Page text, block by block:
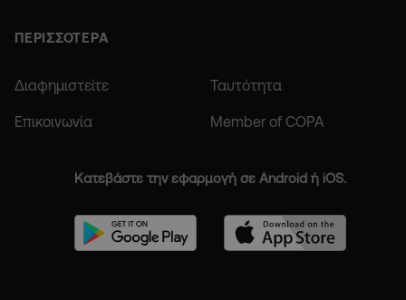
ΠΕΡΙΣΣΟΤΕΡΑ
Διαφημιστείτε Ταυτότητα
Επικοινωνία Member of COPA
Κατεβάστε την εφαρμογή σε Android ή iOS.